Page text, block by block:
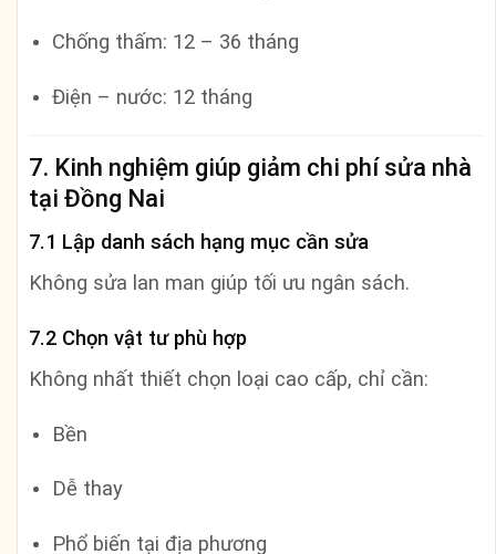
Chống thấm: 12 – 36 tháng
Điện – nước: 12 tháng
7. Kinh nghiệm giúp giảm chi phí sửa nhà
tại Đồng Nai
7.1 Lập danh sách hạng mục cần sửa
Không sửa lan man giúp tối ưu ngân sách.
7.2 Chọn vật tư phù hợp
Không nhất thiết chọn loại cao cấp, chỉ cần:
Bền
Dễ thay
Phổ biến tại địa phương